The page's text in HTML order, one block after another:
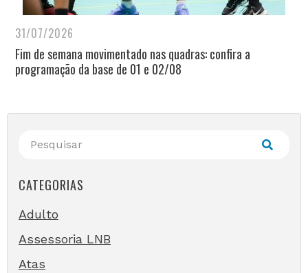
31/07/2026
Fim de semana movimentado nas quadras: confira a
programação da base de 01 e 02/08
CATEGORIAS
Adulto
Assessoria LNB
Atas